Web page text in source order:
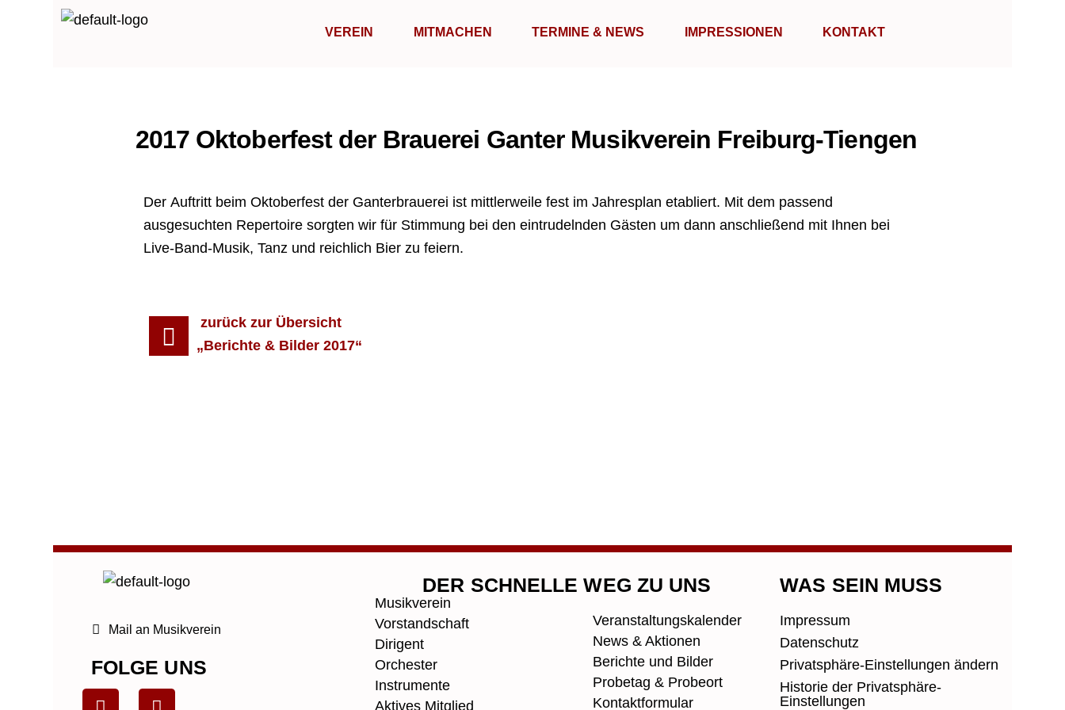
Zum
VEREIN MITMACHEN TERMINE & NEWS IMPRESSIONEN KONTAKT
2017 Oktoberfest der Brauerei Ganter Musikverein Freiburg-Tiengen
Der Auftritt beim Oktoberfest der Ganterbrauerei ist mittlerweile fest im Jahresplan etabliert. Mit dem passend
ausgesuchten Repertoire sorgten wir für Stimmung bei den eintrudelnden Gästen um dann anschließend mit Ihnen bei
Live-Band-Musik, Tanz und reichlich Bier zu feiern.
zurück zur Übersicht
„Berichte & Bilder 2017“
Mail an Musikverein
FOLGE UNS
F
L
T
Musikverein
Vorstandschaft
Dirigent
Orchester
Instrumente
Aktives Mitglied
DER SCHNELLE WEG ZU UNS
Veranstaltungskalender
News & Aktionen
Berichte und Bilder
Probetag & Probeort
Kontaktformular
WAS SEIN MUSS
Impressum
Datenschutz
Privatsphäre-Einstellungen ändern
Historie der Privatsphäre-
Einstellungen